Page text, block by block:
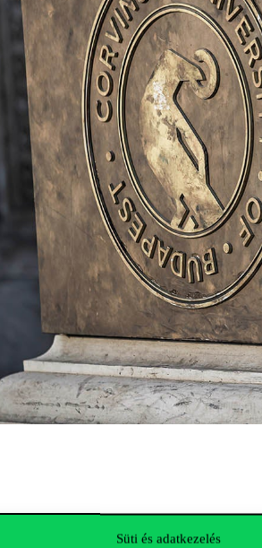
Süti és adatkezelés